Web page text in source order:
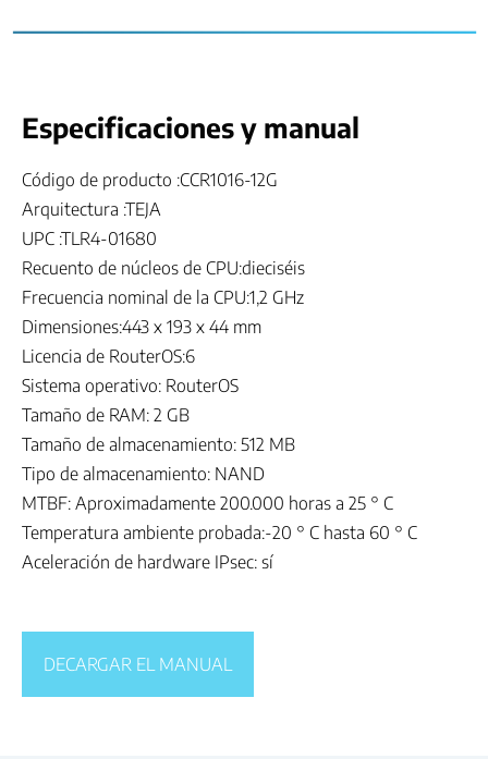
Especificaciones y manual
Código de producto :CCR1016-12G
Arquitectura :TEJA
UPC :TLR4-01680
Recuento de núcleos de CPU:dieciséis
Frecuencia nominal de la CPU:1,2 GHz
Dimensiones:443 x 193 x 44 mm
Licencia de RouterOS:6
Sistema operativo: RouterOS
Tamaño de RAM: 2 GB
Tamaño de almacenamiento: 512 MB
Tipo de almacenamiento: NAND
MTBF: Aproximadamente 200.000 horas a 25 ° C
Temperatura ambiente probada:-20 ° C hasta 60 ° C
Aceleración de hardware IPsec: sí
DECARGAR EL MANUAL